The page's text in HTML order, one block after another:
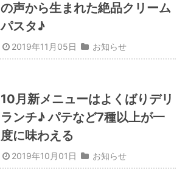
の声から生まれた絶品クリーム
パスタ♪
2019年11月05日 お知らせ
10月新メニューはよくばりデリ
ランチ♪ パテなど7種以上が一
度に味わえる
2019年10月01日 お知らせ